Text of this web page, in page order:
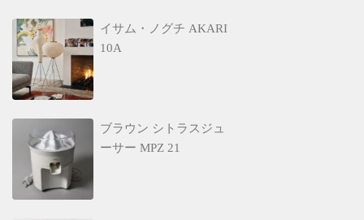
イサム・ノグチ AKARI
10A
ブラウン シトラスジュ
ーサー MPZ 21